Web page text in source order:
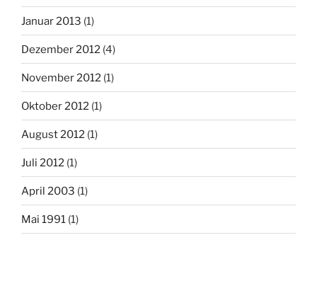
Januar 2013 (1)
Dezember 2012 (4)
November 2012 (1)
Oktober 2012 (1)
August 2012 (1)
Juli 2012 (1)
April 2003 (1)
Mai 1991 (1)